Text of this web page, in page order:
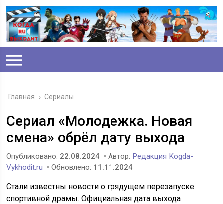
Главная › Сериалы
Сериал «Молодежка. Новая
смена» обрёл дату выхода
Опубликовано: 22.08.2024 • Автор: Редакция Kogda-
Vykhodit.ru • Обновлено: 11.11.2024
Стали известны новости о грядущем перезапуске
спортивной драмы. Официальная дата выхода